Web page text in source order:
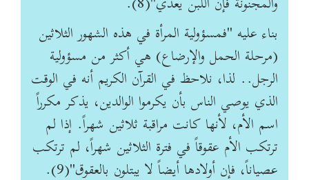
بناء عليه "فمسؤولية المرأة في هذه الشهور الثلاثين
(مرحلة الحمل والإرضاع) هي أكثر من مسؤولية
الرجل.. لذا، نلاحظ في القرآن الكريم أنه في الوقت
الذي يوصي الناس بأن يكرموا الوالدين، يذكر مكرراً
اسم الأم، لأنها كانت مراقبة ثلاثين شهراً. إذا لم
ترتكب الأم عقوقاً في فترة الثلاثين شهراً، لم ترتكب
عصياناً، فإن أولادها أيضاً لا يبتلون بالعقوق"(9).